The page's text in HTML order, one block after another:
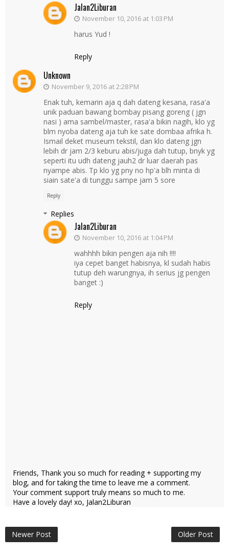
Jalan2Liburan
November 10, 2016 at 1:03 PM
harus Yud !
Reply
Unknown
November 9, 2016 at 2:28 PM
Enak tuh, kemarin aja q dah dateng kesana, rasa'a
unik paduan bawang bombay pisang goreng ( jgn
nasi ) ama sambel/master, rasa'a bikin nagih, klo yg
blm nyoba dateng aja tuh ke sate dombaa afrika h.
Ismail deket museum tekstil, dan klo dateng jgn
lebih dr jam 2/3 keburu abis/juga dah tutup, bnyk yg
seperti itu udh dateng jauh2 dr luar daerah pas
nyampe abis. Tp klo yg pny no hp'a blh minta di
siain sate'a di tunggu sampe jam 5 sore
Reply
Replies
Jalan2Liburan
November 10, 2016 at 1:04 PM
wahhhh bikin pengen aja nih !!!!
iya cepet banget habisnya, kl sudah habis
tutup deh warungnya, ih serius jg pengen
banget :)
Reply
Friends, Thank you so much for reading + supporting my
blog, and for taking the time to leave me a comment.
Your comment support truly means so much to me.
Have a lovely day! xo, Jalan2Liburan
Newer Post Older Post